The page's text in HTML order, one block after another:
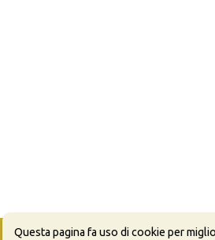
Questa pagina fa uso di cookie per